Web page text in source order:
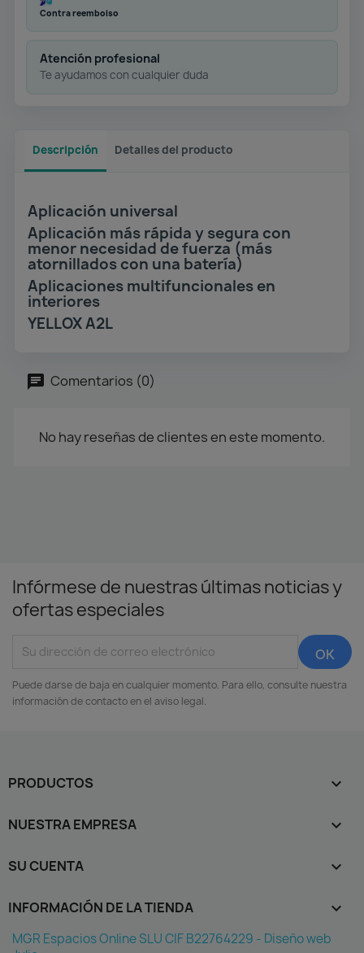
Contra reembolso
Atención profesional
Te ayudamos con cualquier duda
Descripción Detalles del producto
Aplicación universal
Aplicación más rápida y segura con
menor necesidad de fuerza (más
atornillados con una batería)
Aplicaciones multifuncionales en
interiores
YELLOX A2L
Comentarios (0)
No hay reseñas de clientes en este momento.
Infórmese de nuestras últimas noticias y
ofertas especiales
Puede darse de baja en cualquier momento. Para ello, consulte nuestra
información de contacto en el aviso legal.
PRODUCTOS 
NUESTRA EMPRESA 
SU CUENTA 
INFORMACIÓN DE LA TIENDA keyboard_arrow_down
MGR Espacios Online SLU CIF B22764229 - Diseño web